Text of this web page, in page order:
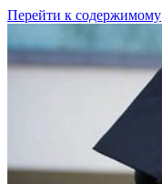
Перейти к содержимому